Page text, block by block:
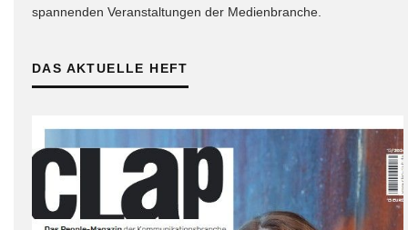
spannenden Veranstaltungen der Medienbranche.
DAS AKTUELLE HEFT